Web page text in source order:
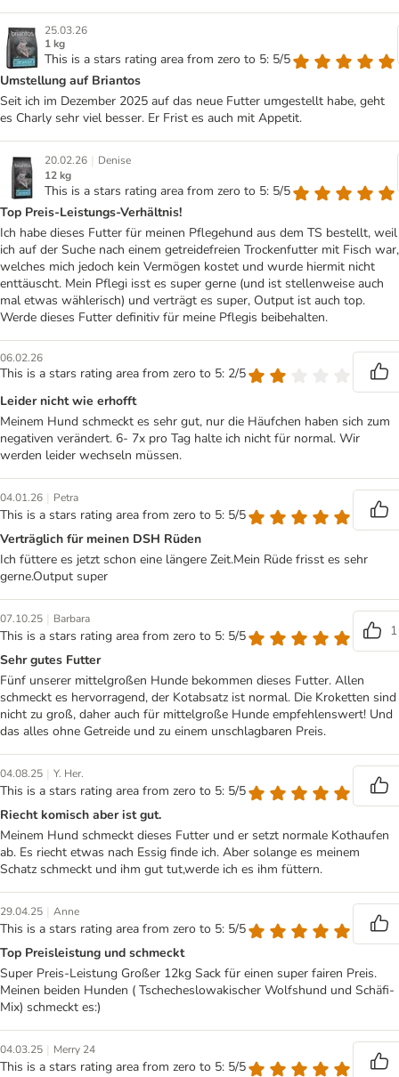
25.03.26
1 kg
This is a stars rating area from zero to 5: 5/5
Umstellung auf Briantos
Seit ich im Dezember 2025 auf das neue Futter umgestellt habe, geht
es Charly sehr viel besser. Er Frist es auch mit Appetit.
20.02.26 | Denise
12 kg
This is a stars rating area from zero to 5: 5/5
Top Preis-Leistungs-Verhältnis!
Ich habe dieses Futter für meinen Pflegehund aus dem TS bestellt, weil
ich auf der Suche nach einem getreidefreien Trockenfutter mit Fisch war,
welches mich jedoch kein Vermögen kostet und wurde hiermit nicht
enttäuscht. Mein Pflegi isst es super gerne (und ist stellenweise auch
mal etwas wählerisch) und verträgt es super, Output ist auch top.
Werde dieses Futter definitiv für meine Pflegis beibehalten.
06.02.26
This is a stars rating area from zero to 5: 2/5
Leider nicht wie erhofft
Meinem Hund schmeckt es sehr gut, nur die Häufchen haben sich zum
negativen verändert. 6- 7x pro Tag halte ich nicht für normal. Wir
werden leider wechseln müssen.
04.01.26 | Petra
This is a stars rating area from zero to 5: 5/5
Verträglich für meinen DSH Rüden
Ich füttere es jetzt schon eine längere Zeit.Mein Rüde frisst es sehr
gerne.Output super
07.10.25 | Barbara
This is a stars rating area from zero to 5: 5/5
1
Sehr gutes Futter
Fünf unserer mittelgroßen Hunde bekommen dieses Futter. Allen
schmeckt es hervorragend, der Kotabsatz ist normal. Die Kroketten sind
nicht zu groß, daher auch für mittelgroße Hunde empfehlenswert! Und
das alles ohne Getreide und zu einem unschlagbaren Preis.
04.08.25 | Y. Her.
This is a stars rating area from zero to 5: 5/5
Riecht komisch aber ist gut.
Meinem Hund schmeckt dieses Futter und er setzt normale Kothaufen
ab. Es riecht etwas nach Essig finde ich. Aber solange es meinem
Schatz schmeckt und ihm gut tut,werde ich es ihm füttern.
29.04.25 | Anne
This is a stars rating area from zero to 5: 5/5
Top Preisleistung und schmeckt
Super Preis-Leistung Großer 12kg Sack für einen super fairen Preis.
Meinen beiden Hunden ( Tschecheslowakischer Wolfshund und Schäfi-
Mix) schmeckt es:)
04.03.25 | Merry 24
This is a stars rating area from zero to 5: 5/5